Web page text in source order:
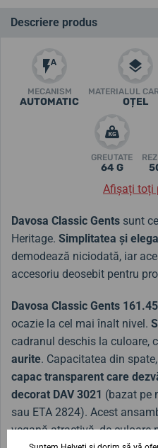
Descriere produs
MECANISM
AUTOMATIC
MATERIALUL
OȚEL
GREUTATE
64 G
Afișați toți
Davosa Classic Gents sunt
Heritage. Simplitatea și
demodează niciodată, iar
accesoriu deosebit pentru
Davosa Classic Gents
ocazie la cel mai înalt nivel.
cadranul deschis la culoare,
aurite. Capacitatea din
capac transparent care
decorat DAV 3021 (bazat pe
sau ETA 2824). Acest
vegană atractivă, de culoare